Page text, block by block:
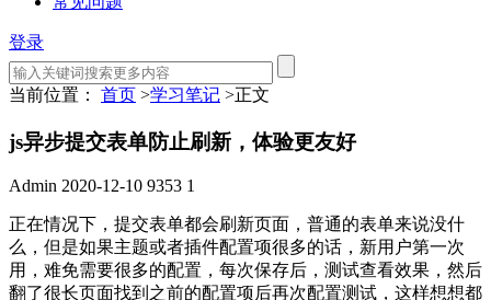
登录
当前位置： 首页 >学习笔记 >正文
js异步提交表单防止刷新，体验更友好
Admin 2020-12-10 9353 1
正在情况下，提交表单都会刷新页面，普通的表单来说没什
么，但是如果主题或者插件配置项很多的话，新用户第一次
用，难免需要很多的配置，每次保存后，测试查看效果，然后
翻了很长页面找到之前的配置项后再次配置测试，这样想想都